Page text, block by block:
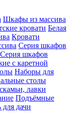
Шкафы из массива
кровати Белая
Кровати
Серия шкафов
Серия шкафов
с каретной
Наборы для
столы
лавки
Подъёмные
дачи